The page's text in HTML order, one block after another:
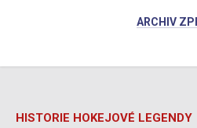
ARCHIV
HISTORIE HOKEJOVÉ LEGENDY